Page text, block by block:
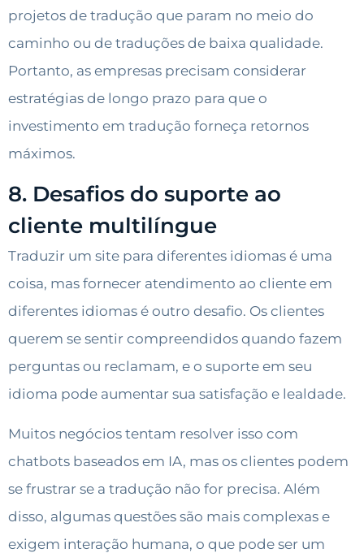
projetos de tradução que param no meio do
caminho ou de traduções de baixa qualidade.
Portanto, as empresas precisam considerar
estratégias de longo prazo para que o
investimento em tradução forneça retornos
máximos.
8. Desafios do suporte ao
cliente multilíngue
Traduzir um site para diferentes idiomas é uma
coisa, mas fornecer atendimento ao cliente em
diferentes idiomas é outro desafio. Os clientes
querem se sentir compreendidos quando fazem
perguntas ou reclamam, e o suporte em seu
idioma pode aumentar sua satisfação e lealdade.
Muitos negócios tentam resolver isso com
chatbots baseados em IA, mas os clientes podem
se frustrar se a tradução não for precisa. Além
disso, algumas questões são mais complexas e
exigem interação humana, o que pode ser um